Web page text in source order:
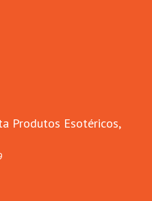
Produtos Esotéricos,